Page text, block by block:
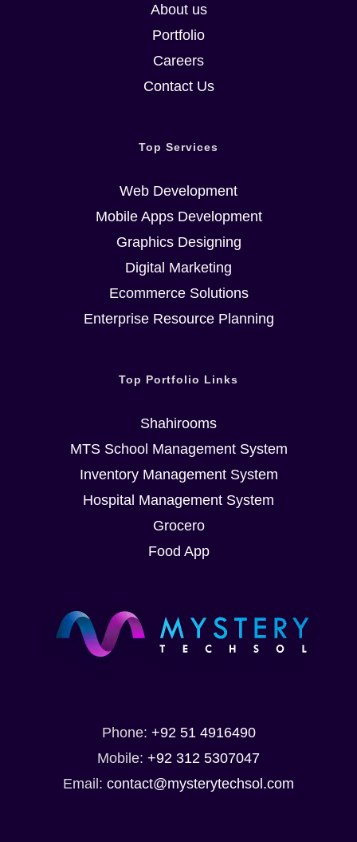
Casino Online: A
Virtual Gaming
onlayn kazino
About us
Portfolio
Careers
Contact Us
Top Services
Web Development
Mobile Apps Development
Graphics Designing
Digital Marketing
Ecommerce Solutions
Enterprise Resource Planning
Top Portfolio Links
Shahirooms
MTS School Management System
Inventory Management System
Hospital Management System
Grocero
Food App
Phone: +92 51 4916490
Mobile: +92 312 5307047
Email: contact@mysterytechsol.com